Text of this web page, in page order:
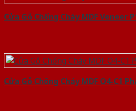
Cửa Gỗ Chống Cháy MDF Veneer
Cửa Gỗ Chống Cháy MDF O4-C1